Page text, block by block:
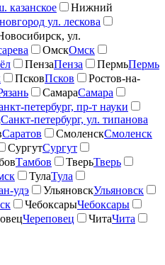
казанское
Нижний
ул. лескова
ул.
ОмскОмск
ПензаПенза ПермьПермь
ПсковПсков
Ростов-на-
СамараСамара
петербург, пр-т науки
Санкт-петербург, ул. типанова
Саратов СмоленскСмоленск
СургутСургут
Тамбов ТверьТверь
ТулаТула
удэ УльяновскУльяновск
ЧебоксарыЧебоксары
Череповец ЧитаЧита